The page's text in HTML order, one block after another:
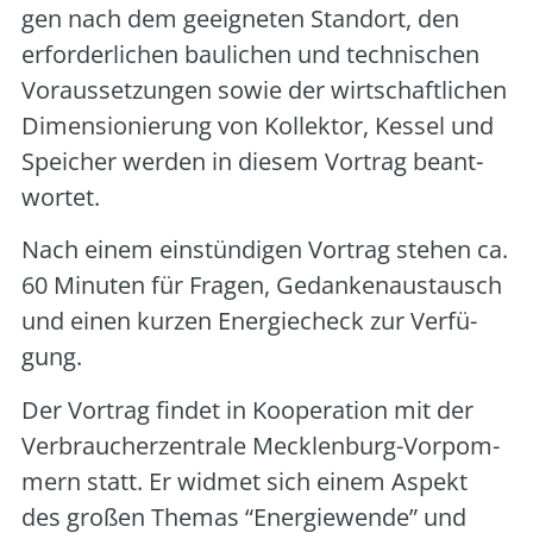
gen nach dem geeig­ne­ten Stand­ort, den
erfor­der­li­chen bau­li­chen und tech­ni­schen
Vor­aus­set­zun­gen sowie der wirt­schaft­li­chen
Dimen­sio­nie­rung von Kol­lek­tor, Kes­sel und
Spei­cher wer­den in die­sem Vor­trag beant­
wor­tet.
Nach einem ein­stün­di­gen Vor­trag ste­hen ca.
60 Minu­ten für Fra­gen, Gedan­ken­aus­tausch
und einen kur­zen Ener­gie­check zur Ver­fü­
gung.
Der Vor­trag fin­det in Koope­ra­ti­on mit der
Ver­brau­cher­zen­tra­le Meck­len­burg-Vor­pom­
mern statt. Er wid­met sich einem Aspekt
des gro­ßen The­mas “Ener­gie­wen­de” und